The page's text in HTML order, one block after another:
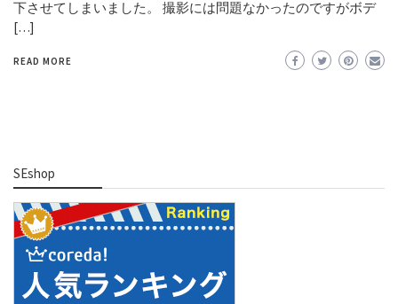
下させてしまいました。 撮影には問題なかったのですがボデ
[…]
READ MORE
SEshop